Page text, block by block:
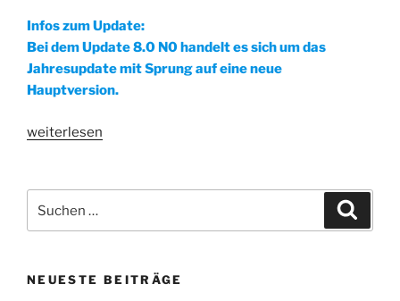
auf
ZUGFeRD“
Infos zum Update:
Bei dem Update 8.0 N0 handelt es sich um das
Jahresupdate mit Sprung auf eine neue
Hauptversion.
„Jahresupdate
–
2024“
weiterlesen
nach:
NEUESTE BEITRÄGE